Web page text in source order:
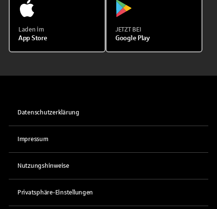
Laden im
App Store
JETZT BEI
Google Play
Datenschutzerklärung
Impressum
Nutzungshinweise
Privatsphäre-Einstellungen